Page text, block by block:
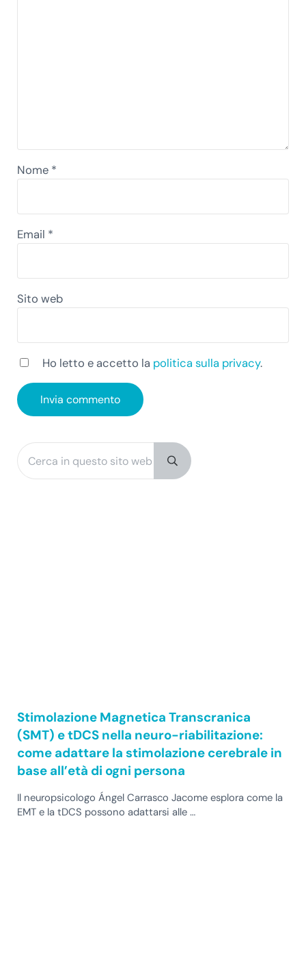
Nome *
Email *
Sito web
Ho letto e accetto la politica sulla privacy.
Sidebar
Cerca in questo sito web
Submit search
Stimolazione Magnetica Transcranica
(SMT) e tDCS nella neuro-riabilitazione:
come adattare la stimolazione cerebrale in
base all’età di ogni persona
Il neuropsicologo Ángel Carrasco Jacome esplora come la
EMT e la tDCS possono adattarsi alle …